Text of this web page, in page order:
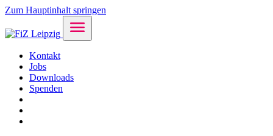
Zum Hauptinhalt springen
Kontakt
Jobs
Downloads
Spenden